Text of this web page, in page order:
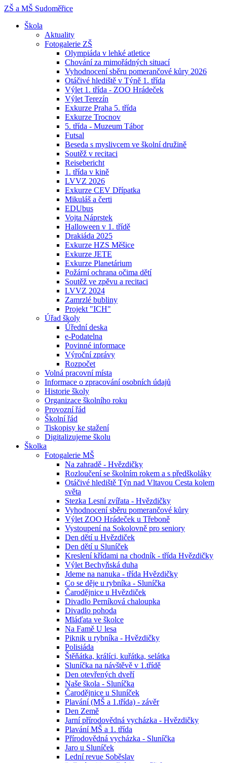
ZŠ a MŠ Sudoměřice
Škola
Aktuality
Fotogalerie ZŠ
Olympiáda v lehké atletice
Chování za mimořádných situací
Vyhodnocení sběru pomerančové kůry 2026
Otáčivé hlediště v Týně 1. třída
Výlet 1. třída - ZOO Hrádeček
Výlet Terezín
Exkurze Praha 5. třída
Exkurze Trocnov
5. třída - Muzeum Tábor
Futsal
Beseda s myslivcem ve školní družině
Soutěž v recitaci
Reisebericht
1. třída v kině
LVVZ 2026
Exkurze CEV Dřípatka
Mikuláš a čerti
EDUbus
Vojta Náprstek
Halloween v 1. třídě
Drakiáda 2025
Exkurze HZS Měšice
Exkurze JETE
Exkurze Planetárium
Požární ochrana očima dětí
Soutěž ve zpěvu a recitaci
LVVZ 2024
Zamrzlé bubliny
Projekt "ICH"
Úřad školy
Úřední deska
e-Podatelna
Povinné informace
Výroční zprávy
Rozpočet
Volná pracovní místa
Informace o zpracování osobních údajů
Historie školy
Organizace školního roku
Provozní řád
Školní řád
Tiskopisy ke stažení
Digitalizujeme školu
Školka
Fotogalerie MŠ
Na zahradě - Hvězdičky
Rozloučení se školním rokem a s předškoláky
Otáčivé hlediště Týn nad Vltavou Cesta kolem
světa
Stezka Lesní zvířata - Hvězdičky
Vyhodnocení sběru pomerančové kůry
Výlet ZOO Hrádeček u Třeboně
Vystoupení na Sokolovně pro seniory
Den dětí u Hvězdiček
Den dětí u Sluníček
Kreslení křídami na chodník - třída Hvězdičky
Výlet Bechyňská duha
Jdeme na nanuka - třída Hvězdičky
Co se děje u rybníka - Sluníčka
Čarodějnice u Hvězdiček
Divadlo Perníková chaloupka
Divadlo pohoda
Mláďata ve školce
Na Famě U lesa
Piknik u rybníka - Hvězdičky
Polisiáda
Štěňátka, králíci, kuřátka, selátka
Sluníčka na návštěvě v 1.třídě
Den otevřených dveří
Naše škola - Sluníčka
Čarodějnice u Sluníček
Plavání (MŠ a 1.třída) - závěr
Den Země
Jarní přírodovědná vycházka - Hvězdičky
Plavání MŠ a 1. třída
Přírodovědná vycházka - Sluníčka
Jaro u Sluníček
Lední revue Soběslav